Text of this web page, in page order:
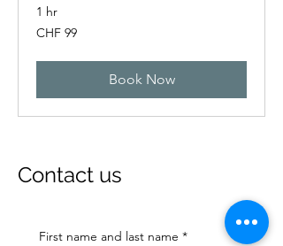
1 hr
99
Swiss
CHF 99
Book Now
Contact us
First name and last name *